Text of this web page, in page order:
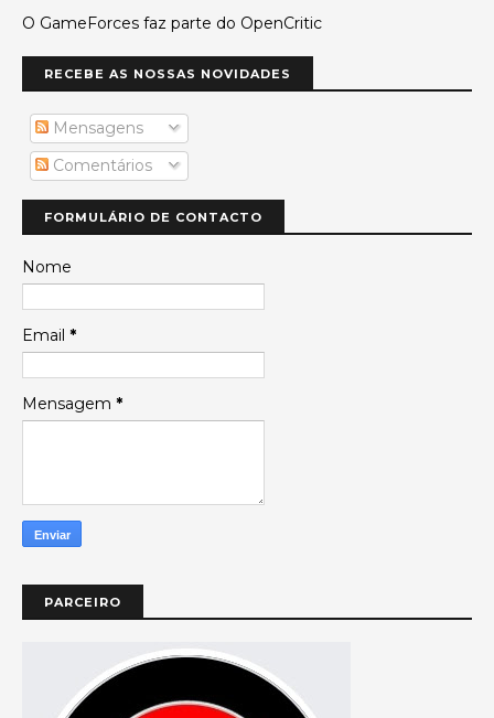
O GameForces faz parte do OpenCritic
RECEBE AS NOSSAS NOVIDADES
Mensagens
Comentários
FORMULÁRIO DE CONTACTO
Nome
Email *
Mensagem *
PARCEIRO